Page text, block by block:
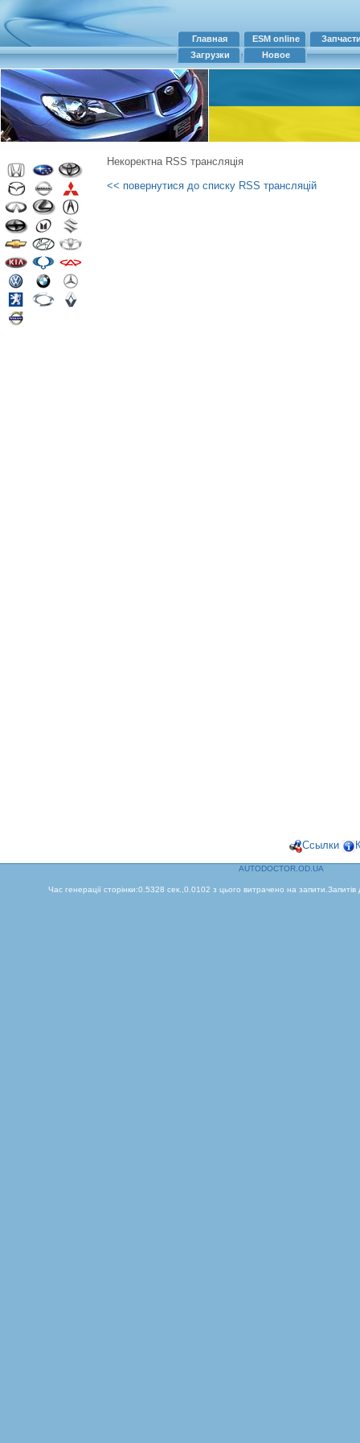
Главная ESM online
Загрузки
Новое
Некоректна RSS трансляція
<< повернутися до списку RSS трансляцій
Ссылки
AUTODOCTOR.OD.UA
Час генерації сторінки:0.5328 сек.,0.0102 з цього витрачено на